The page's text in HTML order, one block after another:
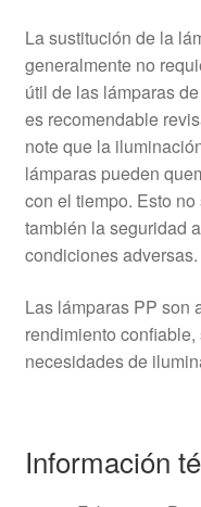
La sustitución de la
generalmente no
útil de las lámparas
es recomendable
note que la
lámparas pueden
con el tiempo. Esto
también la seguridad
condiciones adversas.
Las lámparas PP son
rendimiento
necesidades de
Información